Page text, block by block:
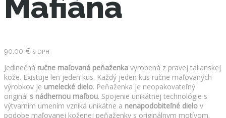
90.00 € s DPH
Jedinečná ručne maľovaná peňaženka vyrobená z pravej talianskej
kože. Existuje len jeden kus. Každý jeden kus ručne maľovaných
výrobkov je umelecké dielo. Peňaženka je neopakovateľný
originál s nádhernou maľbou. Spojenie unikátnej technológie s
výtvarním umením vzniká unikátne a nenapodobiteľné dielo v
podobe maľovanej koženej peňaženky s originálnym motívom.